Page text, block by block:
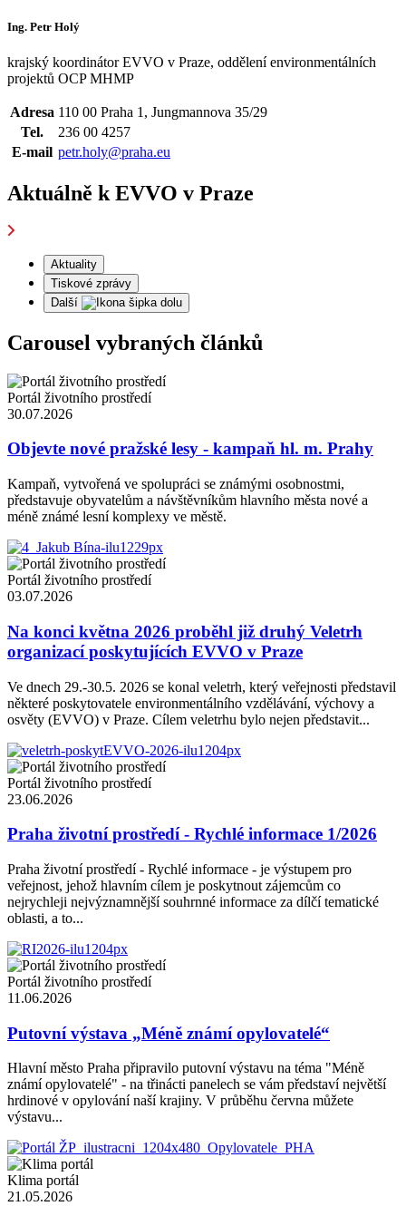
Ing. Petr Holý
krajský koordinátor EVVO v Praze, oddělení environmentálních
projektů OCP MHMP
Adresa 110 00 Praha 1, Jungmannova 35/29
Tel.
236 00 4257
E-mail petr.holy@praha.eu
Aktuálně k EVVO v Praze
Aktuality
Tiskové zprávy
Další
Carousel vybraných článků
Portál životního prostředí
30.07.2026
Objevte nové pražské lesy - kampaň hl. m. Prahy
Kampaň, vytvořená ve spolupráci se známými osobnostmi,
představuje obyvatelům a návštěvníkům hlavního města nové a
méně známé lesní komplexy ve městě.
Portál životního prostředí
03.07.2026
Na konci května 2026 proběhl již druhý Veletrh
organizací poskytujících EVVO v Praze
Ve dnech 29.-30.5. 2026 se konal veletrh, který veřejnosti představil
některé poskytovatele environmentálního vzdělávání, výchovy a
osvěty (EVVO) v Praze. Cílem veletrhu bylo nejen představit...
Portál životního prostředí
23.06.2026
Praha životní prostředí - Rychlé informace 1/2026
Praha životní prostředí - Rychlé informace - je výstupem pro
veřejnost, jehož hlavním cílem je poskytnout zájemcům co
nejrychleji nejvýznamnější souhrnné informace za dílčí tematické
oblasti, a to...
Portál životního prostředí
11.06.2026
Putovní výstava „Méně známí opylovatelé“
Hlavní město Praha připravilo putovní výstavu na téma "Méně
známí opylovatelé" - na třinácti panelech se vám představí největší
hrdinové v opylování naší krajiny. V průběhu června můžete
výstavu...
Klima portál
21.05.2026